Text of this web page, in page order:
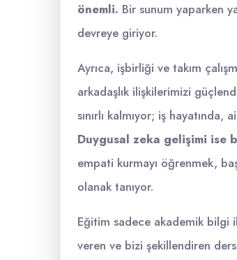
önemli. Bir sunum yaparken
devreye giriyor.
Ayrıca, işbirliği ve takım
arkadaşlık ilişkilerimizi
sınırlı kalmıyor; iş hayatında,
Duygusal zeka gelişimi
empati kurmayı öğrenmek,
olanak tanıyor.
Eğitim sadece akademik bilgi
veren ve bizi şekillendiren